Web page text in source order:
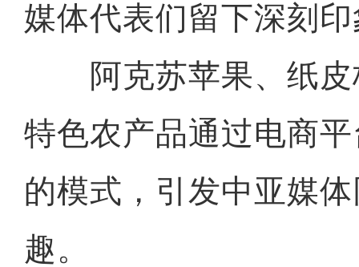
媒体代表们留下深刻
阿克苏苹果、纸皮
特色农产品通过电商
的模式，引发中亚媒
趣。